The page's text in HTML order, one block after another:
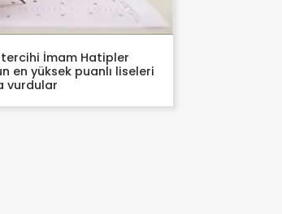
tercihi İmam Hatipler
en yüksek puanlı liseleri
vurdular